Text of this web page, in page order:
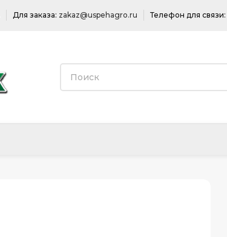
Для заказа: zakaz@uspehagro.ru Телефон для связи: